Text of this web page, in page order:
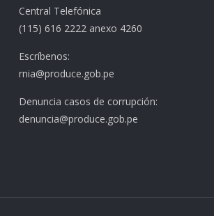
Central Telefónica
(115) 616 2222 anexo 4260
Escríbenos:
rnia@produce.gob.pe
Denuncia casos de corrupción:
denuncia@produce.gob.pe